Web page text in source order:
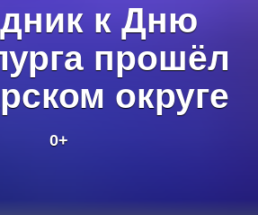
к Дню
прошёл
округе
0+